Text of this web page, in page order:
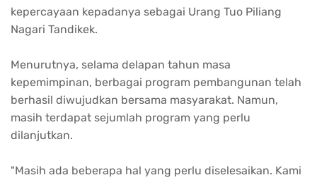
kepercayaan kepadanya sebagai Urang Tuo Piliang
Nagari Tandikek.
Menurutnya, selama delapan tahun masa
kepemimpinan, berbagai program pembangunan telah
berhasil diwujudkan bersama masyarakat. Namun,
masih terdapat sejumlah program yang perlu
dilanjutkan.
"Masih ada beberapa hal yang perlu diselesaikan. Kami